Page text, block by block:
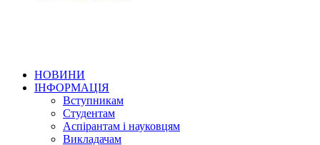
НОВИНИ
ІНФОРМАЦІЯ
Вступникам
Студентам
Аспірантам і науковцям
Викладачам